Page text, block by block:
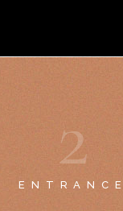
2
ENTRANCE